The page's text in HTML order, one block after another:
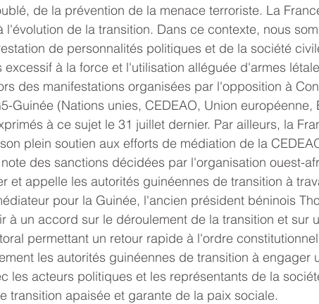
de la prévention de la menace terroriste. La
l'évolution de la transition. Dans ce contexte, nous
de personnalités politiques et de la société
excessif à la force et l'utilisation alléguée d'armes
des manifestations organisées par l'opposition à
Guinée (Nations unies, CEDEAO, Union européenne,
à ce sujet le 31 juillet dernier. Par ailleurs, la
plein soutien aux efforts de médiation de la
des sanctions décidées par l'organisation ouest-
et appelle les autorités guinéennes de transition à
pour la Guinée, l'ancien président béninois
à un accord sur le déroulement de la transition et sur
permettant un retour rapide à l'ordre
les autorités guinéennes de transition à engager
les acteurs politiques et les représentants de la
transition apaisée et garante de la paix sociale.